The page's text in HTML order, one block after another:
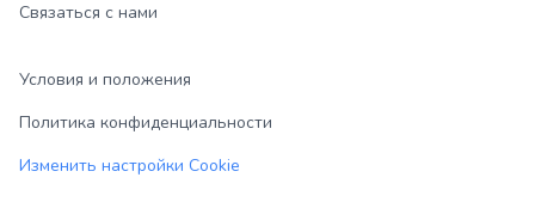
Связаться с нами
Условия и положения
Политика конфиденциальности
Изменить настройки Cookie